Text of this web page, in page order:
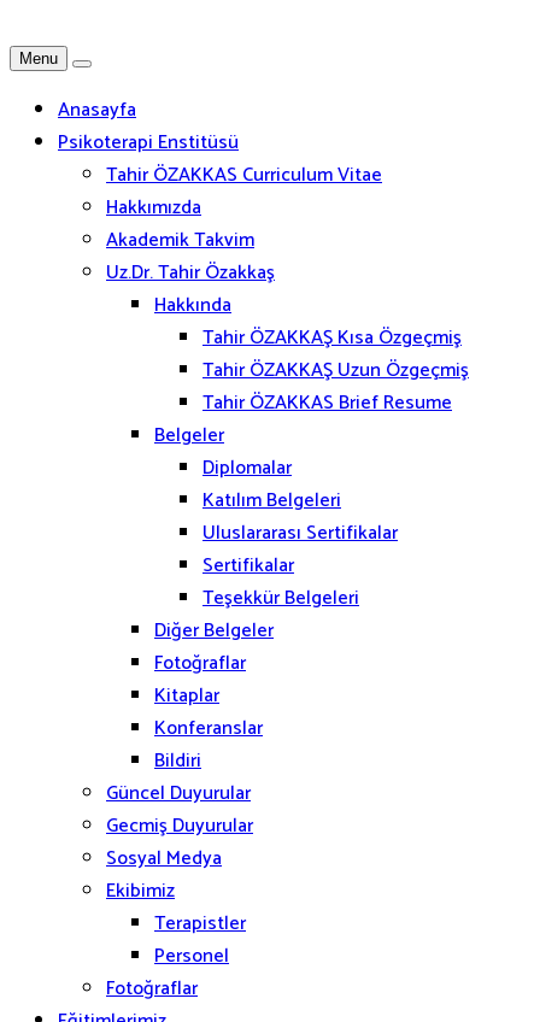
Menu
Anasayfa
Psikoterapi Enstitüsü
Tahir ÖZAKKAS Curriculum Vitae
Hakkımızda
Akademik Takvim
Uz.Dr. Tahir Özakkaş
Hakkında
Tahir ÖZAKKAŞ Kısa Özgeçmiş
Tahir ÖZAKKAŞ Uzun Özgeçmiş
Tahir ÖZAKKAS Brief Resume
Belgeler
Diplomalar
Katılım Belgeleri
Uluslararası Sertifikalar
Sertifikalar
Teşekkür Belgeleri
Diğer Belgeler
Fotoğraflar
Kitaplar
Konferanslar
Bildiri
Güncel Duyurular
Gecmiş Duyurular
Sosyal Medya
Ekibimiz
Terapistler
Personel
Fotoğraflar